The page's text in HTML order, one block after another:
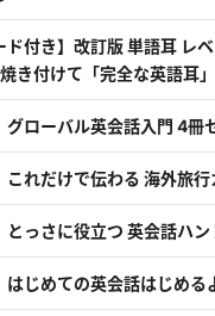
ド付き】改訂版 単語耳 レ
き付けて「完全な英語耳
グローバル英会話入門 4冊
これだけで伝わる 海外旅
とっさに役立つ 英会話ハ
はじめての英会話はじめる